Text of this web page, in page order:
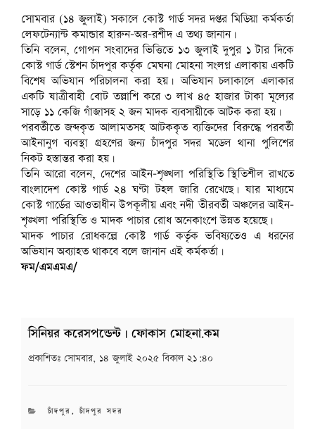
সোমবার (১৪ জুলাই) সকালে কোস্ট গার্ড সদর দপ্তর মিডিয়া কর্মকর্তা
লেফটেন্যান্ট কমান্ডার হারুন-অর-রশীদ এ তথ্য জানান।
তিনি বলেন, গোপন সংবাদের ভিত্তিতে ১৩ জুলাই দুপুর ১ টার দিকে
কোস্ট গার্ড স্টেশন চাঁদপুর কর্তৃক মেঘনা মোহনা সংলগ্ন এলাকায় একটি
বিশেষ অভিযান পরিচালনা করা হয়। অভিযান চলাকালে এলাকার
একটি যাত্রীবাহী বোট তল্লাশি করে ৩ লাখ ৪৫ হাজার টাকা মূল্যের
সাড়ে ১১ কেজি গাঁজাসহ ২ জন মাদক ব্যবসায়ীকে আটক করা হয়।
পরবর্তীতে জব্দকৃত আলামতসহ আটককৃত ব্যক্তিদের বিরুদ্ধে পরবর্তী
আইনানুগ ব্যবস্থা গ্রহণের জন্য চাঁদপুর সদর মডেল থানা পুলিশের
নিকট হস্তান্তর করা হয়।
তিনি আরো বলেন, দেশের আইন-শৃঙ্খলা পরিস্থিতি স্থিতিশীল রাখতে
বাংলাদেশ কোস্ট গার্ড ২৪ ঘণ্টা টহল জারি রেখেছে। যার মাধ্যমে
কোস্ট গার্ডের আওতাধীন উপকূলীয় এবং নদী তীরবর্তী অঞ্চলের আইন-
শৃঙ্খলা পরিস্থিতি ও মাদক পাচার রোধ অনেকাংশে উন্নত হয়েছে।
মাদক পাচার রোধকল্পে কোস্ট গার্ড কর্তৃক ভবিষ্যতেও এ ধরনের
অভিযান অব্যাহত থাকবে বলে জানান এই কর্মকর্তা‌।
ফম/এমএমএ/
সিনিয়র করেসপন্ডেন্ট | ফোকাস মোহনা.কম
প্রকাশিতঃ সোমবার, ১৪ জুলাই ২০২৫ বিকাল ২১:৪০
CATEGORIES
চাঁদপুর ,চাঁদপুর সদর